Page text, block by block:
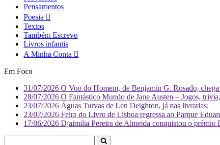
Pensamentos
Poesia
Textos
Também Escrevo
Livros infantis
A Minha Conta
Em Foco
31/07/2026 O Voo do Homem, de Benjamín G. Rosado,
28/07/2026 O Fantástico Mundo de Jane Austen – Jogos,
23/07/2026 Águas Turvas de Len Deighton, já nas livrarias;
23/07/2026 Feira do Livro de Lisboa regressa ao Parque
17/06/2026 Djaimilia Pereira de Almeida conquistou o